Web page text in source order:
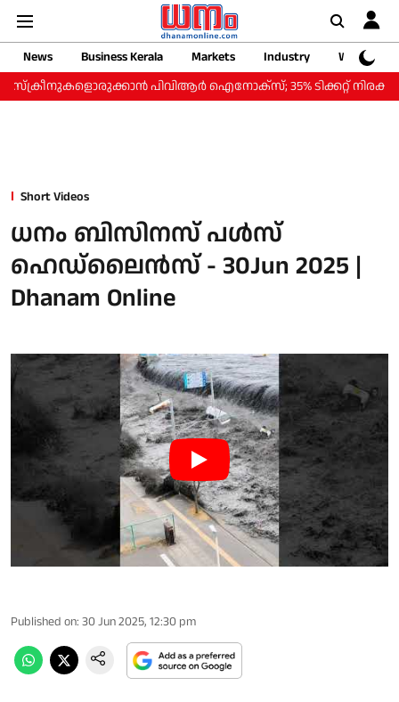
News Business Kerala Markets Industry
Web
സ്‌ക്രീനുകളൊരുക്കാന്‍ പിവിആര്‍ ഐനോക്‌സ്; 35% ടിക്കറ്റ് നിരക്ക്
Short Videos
ധനം ബിസിനസ് പൾസ്
ഹെഡ്‌ലൈൻസ് - 30Jun 2025 |
Dhanam Online
Published on: 30 Jun 2025, 12:30 pm